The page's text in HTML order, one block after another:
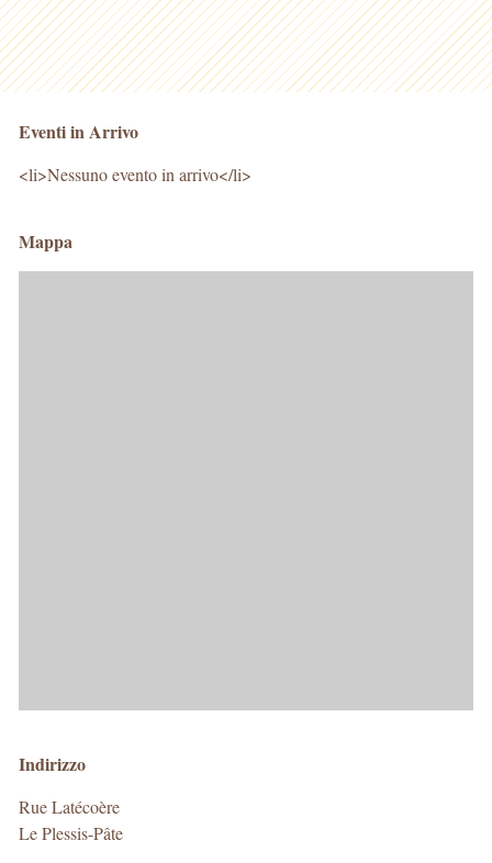
Eventi in Arrivo
<li>Nessuno evento in arrivo</li>
Mappa
Indirizzo
Rue Latécoère
Le Plessis-Pâte